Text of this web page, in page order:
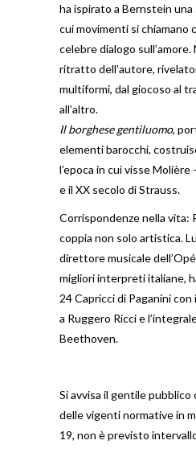
ha ispirato a Bernstein una
cui movimenti si chiamano
celebre dialogo
ritratto dell’autore,
multiformi, dal giocoso al
all’altro.
Il borghese gentiluomo,
elementi barocchi,
l’epoca in cui visse Molière
e il XX secolo di Strauss.
Corrispondenze nella vita:
coppia non solo artistica.
direttore musicale
migliori interpreti italiane,
24 Capricci di Paganini
a Ruggero Ricci e
Beethoven.
Si avvisa il gentile pubblico
delle vigenti normative in
19, non è previsto